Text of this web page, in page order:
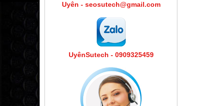
Uyên - seosutech@gmail.com
UyênSutech - 0909325459